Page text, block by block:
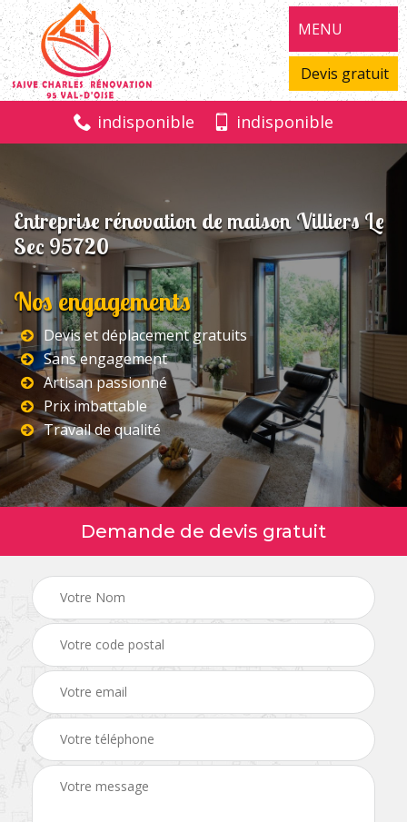
MENU
Devis gratuit
indisponible indisponible
Entreprise rénovation de maison Villiers Le
Sec 95720
Nos engagements
Devis et déplacement gratuits
Sans engagement
Artisan passionné
Prix imbattable
Travail de qualité
Demande de devis gratuit